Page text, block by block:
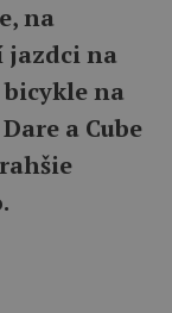
na
na
na
a Cube